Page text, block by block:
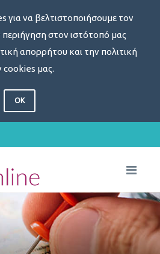
για να βελτιστοποιήσουμε τον
στον ιστότοπό μας
απορρήτου και την πολιτική
cookies μας.
OK